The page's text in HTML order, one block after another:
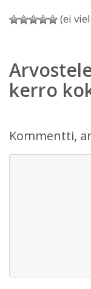
(ei
kerro
Kommentti,